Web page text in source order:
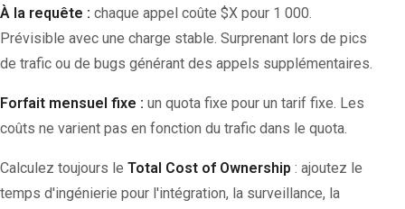
À la requête : chaque appel coûte $X pour 1 000.
Prévisible avec une charge stable. Surprenant lors de pics
de trafic ou de bugs générant des appels supplémentaires.
Forfait mensuel fixe : un quota fixe pour un tarif fixe. Les
coûts ne varient pas en fonction du trafic dans le quota.
Calculez toujours le Total Cost of Ownership : ajoutez le
temps d'ingénierie pour l'intégration, la surveillance, la